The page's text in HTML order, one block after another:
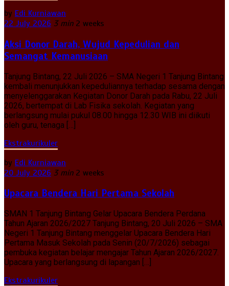
by Edi Kurniawan
22 July 2026 3 min 2 weeks
Aksi Donor Darah, Wujud Kepedulian dan
Semangat Kemanusiaan
Tanjung Bintang, 22 Juli 2026 – SMA Negeri 1 Tanjung Bintang
kembali menunjukkan kepeduliannya terhadap sesama dengan
menyelenggarakan Kegiatan Donor Darah pada Rabu, 22 Juli
2026, bertempat di Lab Fisika sekolah. Kegiatan yang
berlangsung mulai pukul 08.00 hingga 12.30 WIB ini diikuti
oleh guru, tenaga […]
Ekstrakurikuler
by Edi Kurniawan
20 July 2026 3 min 2 weeks
Upacara Bendera Hari Pertama Sekolah
SMAN 1 Tanjung Bintang Gelar Upacara Bendera Perdana
Tahun Ajaran 2026/2027 Tanjung Bintang, 20 Juli 2026 – SMA
Negeri 1 Tanjung Bintang menggelar Upacara Bendera Hari
Pertama Masuk Sekolah pada Senin (20/7/2026) sebagai
pembuka kegiatan belajar mengajar Tahun Ajaran 2026/2027.
Upacara yang berlangsung di lapangan […]
Ekstrakurikuler